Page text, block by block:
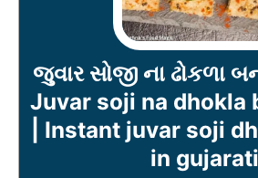
જુવાર સોજી ના ઢોકળા
Juvar soji na dhokla
| Instant juvar soji
in gujarati